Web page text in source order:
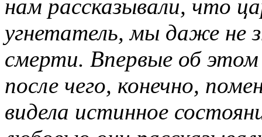
нам рассказывали, что
угнетатель, мы даже не
смерти. Впервые об
после чего, конечно,
видела истинное